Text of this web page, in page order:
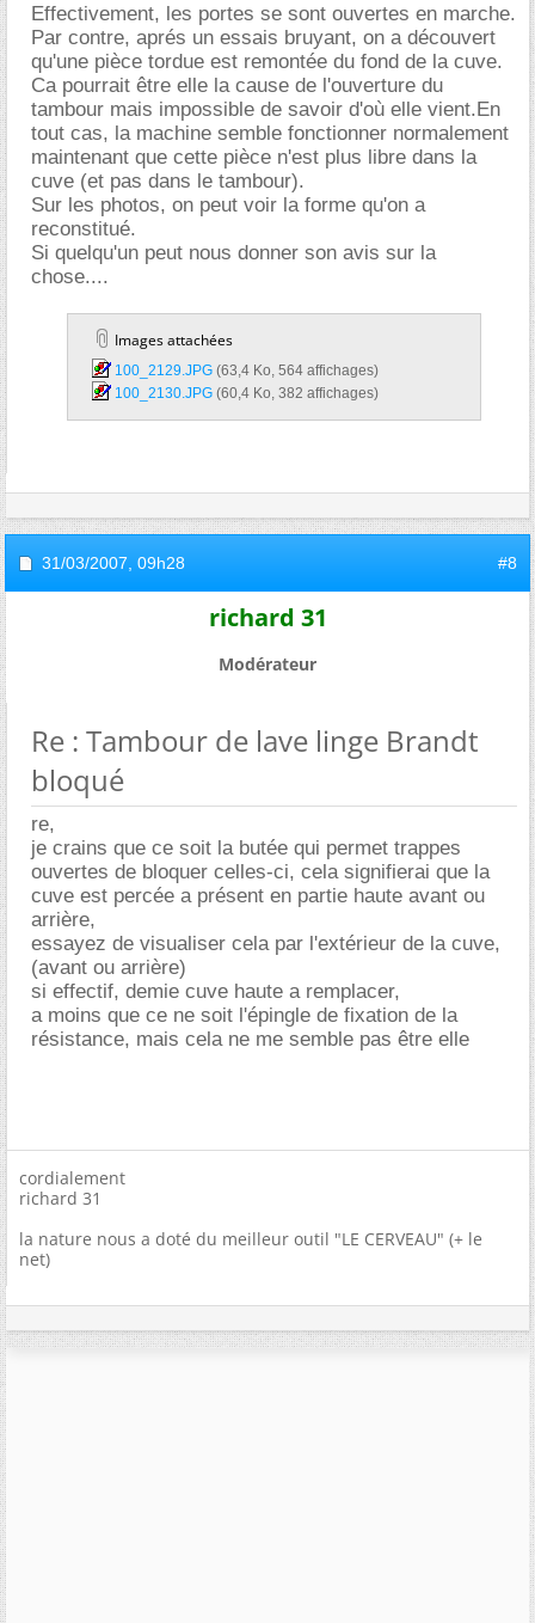
Effectivement, les portes se sont ouvertes en marche.
Par contre, aprés un essais bruyant, on a découvert
qu'une pièce tordue est remontée du fond de la cuve.
Ca pourrait être elle la cause de l'ouverture du
tambour mais impossible de savoir d'où elle vient.En
tout cas, la machine semble fonctionner normalement
maintenant que cette pièce n'est plus libre dans la
cuve (et pas dans le tambour).
Sur les photos, on peut voir la forme qu'on a
reconstitué.
Si quelqu'un peut nous donner son avis sur la
chose....
Images attachées
100_2129.JPG‎ (63,4 Ko, 564 affichages)
100_2130.JPG‎ (60,4 Ko, 382 affichages)
31/03/2007, 09h28 #8
richard 31
Modérateur
Re : Tambour de lave linge Brandt
bloqué
re,
je crains que ce soit la butée qui permet trappes
ouvertes de bloquer celles-ci, cela signifierai que la
cuve est percée a présent en partie haute avant ou
arrière,
essayez de visualiser cela par l'extérieur de la cuve,
(avant ou arrière)
si effectif, demie cuve haute a remplacer,
a moins que ce ne soit l'épingle de fixation de la
résistance, mais cela ne me semble pas être elle
cordialement
richard 31
la nature nous a doté du meilleur outil "LE CERVEAU" (+ le
net)